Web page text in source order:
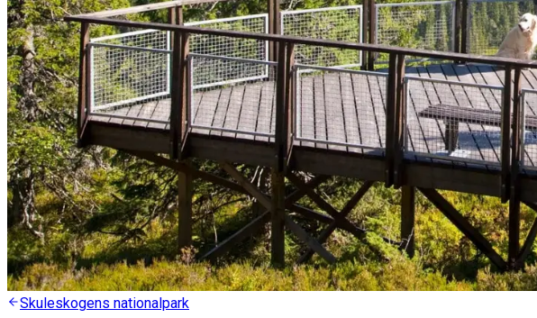
Skuleskogens nationalpark